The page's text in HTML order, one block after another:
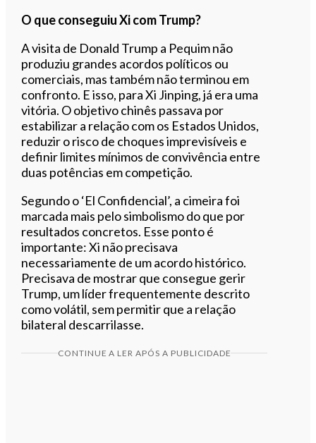
O que conseguiu Xi com Trump?
A visita de Donald Trump a Pequim não
produziu grandes acordos políticos ou
comerciais, mas também não terminou em
confronto. E isso, para Xi Jinping, já era uma
vitória. O objetivo chinês passava por
estabilizar a relação com os Estados Unidos,
reduzir o risco de choques imprevisíveis e
definir limites mínimos de convivência entre
duas potências em competição.
Segundo o ‘El Confidencial’, a cimeira foi
marcada mais pelo simbolismo do que por
resultados concretos. Esse ponto é
importante: Xi não precisava
necessariamente de um acordo histórico.
Precisava de mostrar que consegue gerir
Trump, um líder frequentemente descrito
como volátil, sem permitir que a relação
bilateral descarrilasse.
CONTINUE A LER APÓS A PUBLICIDADE